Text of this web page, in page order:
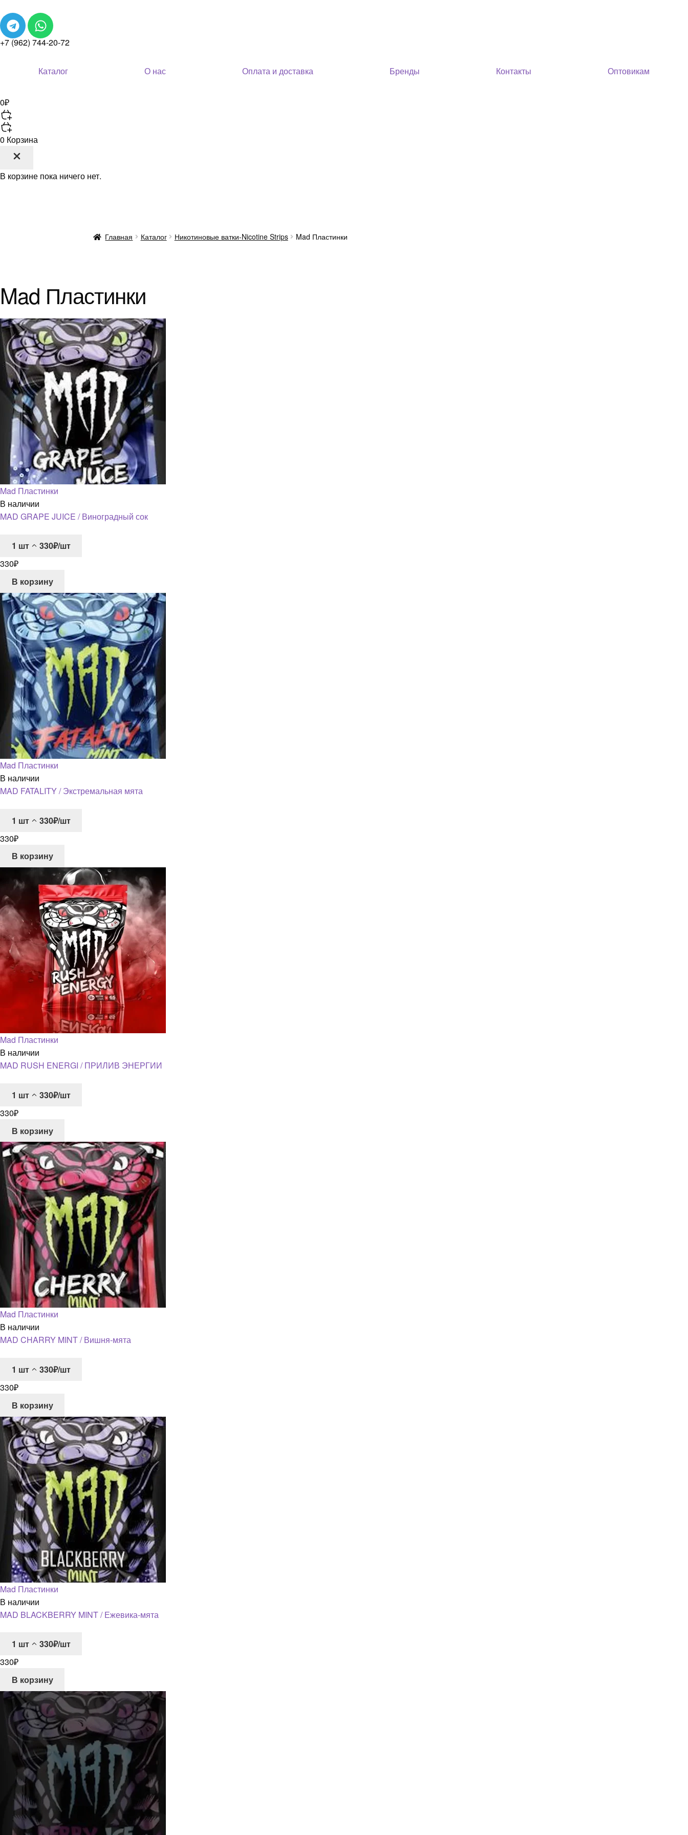
+7 (962) 744-20-72
Каталог О нас Оплата и доставка Бренды Контакты Оптовикам
0₽
0 Корзина
В корзине пока ничего нет.
Главная Каталог Никотиновые ватки-Nicotine Strips Mad Пластинки
Mad Пластинки
Mad Пластинки
В наличии
MAD GRAPE JUICE / Виноградный сок
1 шт
330₽/шт
330₽
В корзину
Mad Пластинки
В наличии
MAD FATALITY / Экстремальная мята
1 шт
330₽/шт
330₽
В корзину
Mad Пластинки
В наличии
MAD RUSH ENERGI / ПРИЛИВ ЭНЕРГИИ
1 шт
330₽/шт
330₽
В корзину
Mad Пластинки
В наличии
MAD CHARRY MINT / Вишня-мята
1 шт
330₽/шт
330₽
В корзину
Mad Пластинки
В наличии
MAD BLACKBERRY MINT / Ежевика-мята
1 шт
330₽/шт
330₽
В корзину